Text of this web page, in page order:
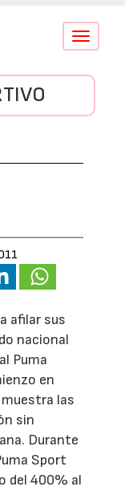
Conmutar
afilar sus
nacional
Puma
en
las
sin
Durante
Sport
del 400% al